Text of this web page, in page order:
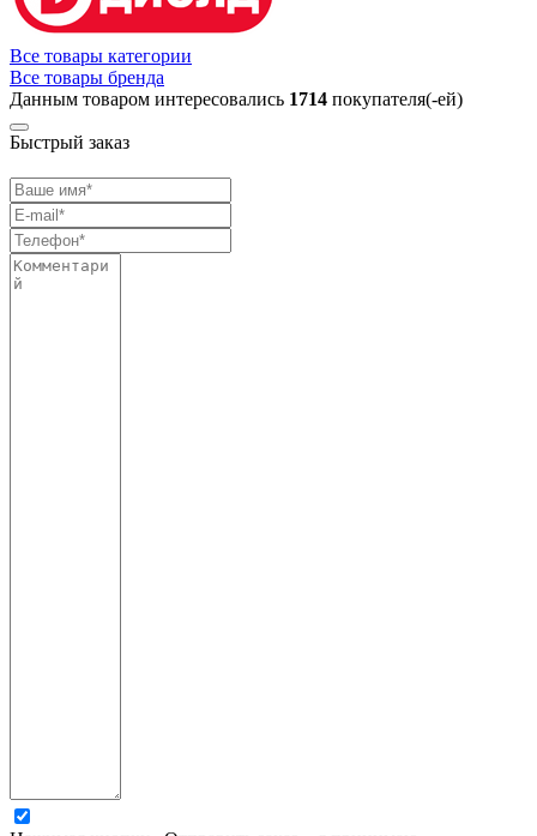
Все товары категории
Все товары бренда
Данным товаром интересовались 1714 покупателя(-ей)
Быстрый заказ